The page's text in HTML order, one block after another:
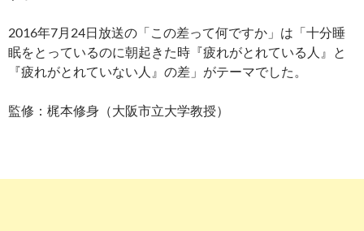
2016年7月24日放送の「この差って何ですか」は「十分睡
眠をとっているのに朝起きた時『疲れがとれている人』と
『疲れがとれていない人』の差」がテーマでした。
監修：梶本修身（大阪市立大学教授）